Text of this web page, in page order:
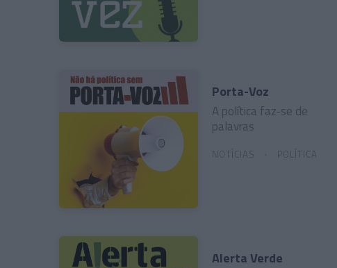
Porta-Voz
A política faz-se de
palavras
NOTÍCIAS POLÍTICA
Alerta Verde